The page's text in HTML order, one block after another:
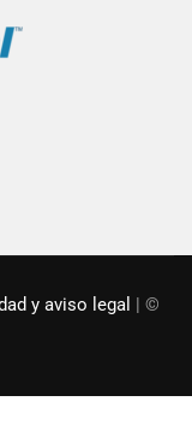
y aviso legal | ©